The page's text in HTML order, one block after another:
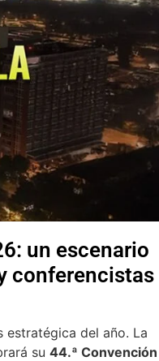
un escenario
conferencistas
estratégica del año. La
su 44.ª Convención